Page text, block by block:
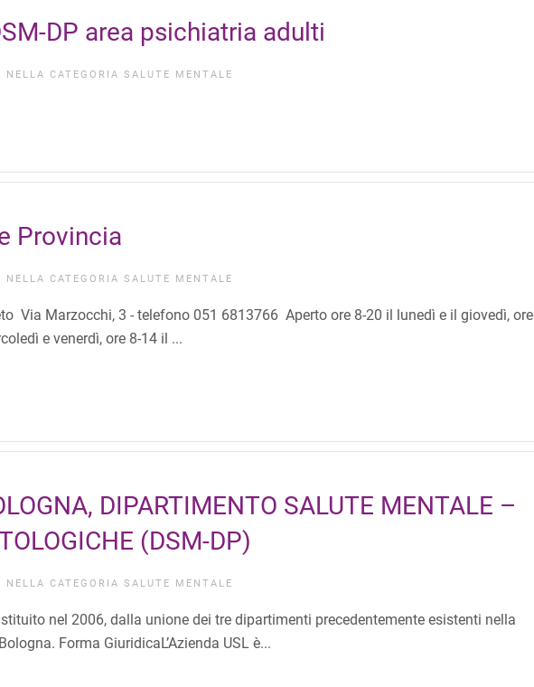
DP area psichiatria adulti
NELLA CATEGORIA SALUTE MENTALE
Provincia
NELLA CATEGORIA SALUTE MENTALE
Via Marzocchi, 3 - telefono 051 6813766 Aperto ore 8-20 il lunedì e il giovedì, ore
e venerdì, ore 8-14 il ...
DIPARTIMENTO SALUTE MENTALE –
(DSM-DP)
NELLA CATEGORIA SALUTE MENTALE
nel 2006, dalla unione dei tre dipartimenti precedentemente esistenti nella
Forma GiuridicaL’Azienda USL è...